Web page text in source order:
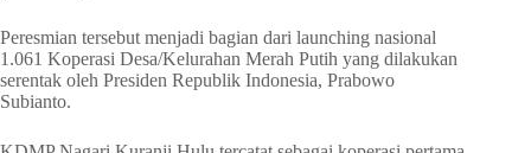
Peresmian tersebut menjadi bagian dari launching nasional
1.061 Koperasi Desa/Kelurahan Merah Putih yang dilakukan
serentak oleh Presiden Republik Indonesia, Prabowo
Subianto.